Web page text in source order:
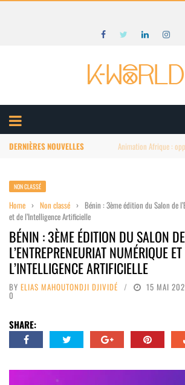
DERNIÈRES NOUVELLES Animation Afrique :
NON CLASSÉ
Home › Non classé › Bénin : 3ème édition du Salon de
et de l’Intelligence Artificielle
BÉNIN : 3ÈME ÉDITION DU SALON DE
L’ENTREPRENEURIAT NUMÉRIQUE
L’INTELLIGENCE ARTIFICIELLE
BY ELIAS MAHOUTONDJI DJIVIDÉ 15 MAI
0
SHARE: